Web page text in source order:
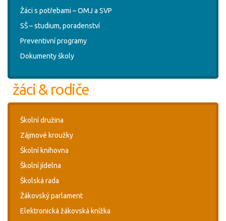
Žáci s potřebami – OMJ a SVP
SŠ – studium, poradenství
Preventivní programy
Dokumenty školy
žáci & rodiče
Školní družina
Zájmové kroužky
Školní knihovna
Školní jídelna
Školská rada
Žákovský parlament
Elektronická žákovská knížka